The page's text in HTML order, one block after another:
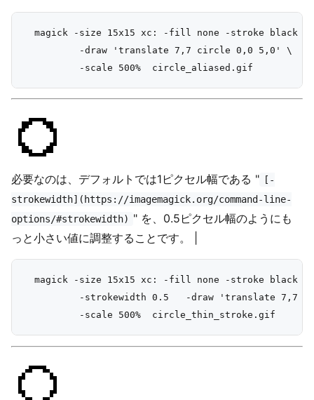
magick -size 15x15 xc: -fill none -stroke black
          -draw 'translate 7,7 circle 0,0 5,0' \
必要なのは、デフォルトでは1ピクセル幅である "
[-
strokewidth](https://imagemagick.org/command-line-
options/#strokewidth) " を、0.5ピクセル幅のようにも
っと小さい値に調整することです。 |
magick -size 15x15 xc: -fill none -stroke black
-strokewidth 0.5   -draw 'translate 7,7